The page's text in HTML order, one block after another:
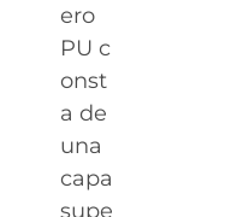
ero
PU c
onst
a de
una
capa
supe